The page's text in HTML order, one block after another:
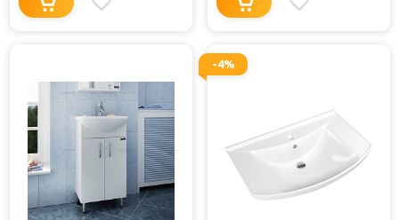
-4%